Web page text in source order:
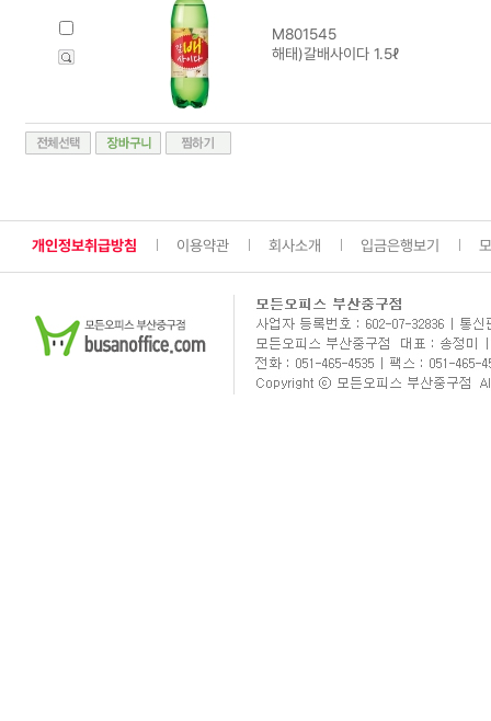
M801545
해태)갈배사이다 1.5ℓ
개인정보취급방침 이용약관 회사소개 입금은행보기